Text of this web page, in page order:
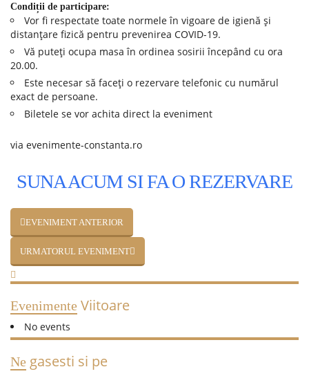
Condiții de participare:
Vor fi respectate toate normele în vigoare de igienă și
distanțare fizică pentru prevenirea COVID-19.
Vă puteți ocupa masa în ordinea sosirii începând cu ora
20.00.
Este necesar să faceți o rezervare telefonic cu numărul
exact de persoane.
Biletele se vor achita direct la eveniment
via evenimente-constanta.ro
SUNA ACUM SI FA O REZERVARE
EVENIMENT ANTERIOR
URMATORUL EVENIMENT
Evenimente Viitoare
No events
Ne gasesti si pe